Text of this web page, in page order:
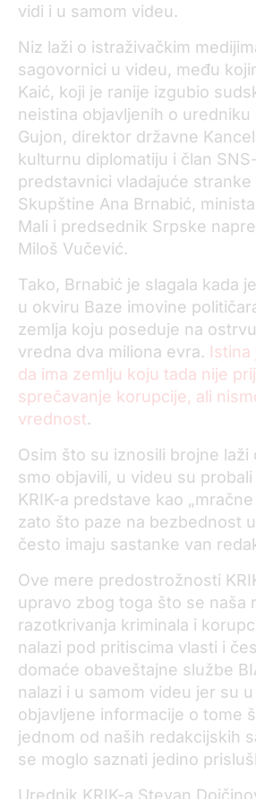
vidi i u samom videu.
Niz laži o istraživačkim
sagovornici u videu, među
Kaić, koji je ranije izgubio
neistina objavljenih o uredniku
Gujon, direktor državne
kulturnu diplomatiju i član
predstavnici vladajuće stranke
Skupštine Ana Brnabić,
Mali i predsednik Srpske
Miloš Vučević.
Tako, Brnabić je slagala kada
u okviru Baze imovine
zemlja koju poseduje na
vredna dva miliona evra. Istina
da ima zemlju koju tada nije
sprečavanje korupcije, ali
vrednost.
Osim što su iznosili brojne laži
smo objavili, u videu su
KRIK-a predstave kao
zato što paze na bezbednost
često imaju sastanke van
Ove mere predostrožnosti
upravo zbog toga što se naša
razotkrivanja kriminala i
nalazi pod pritiscima vlasti i
domaće obaveštajne službe
nalazi i u samom videu jer su
objavljene informacije o tome
jednom od naših redakcijskih
se moglo saznati jedino
Urednik KRIK-a Stevan